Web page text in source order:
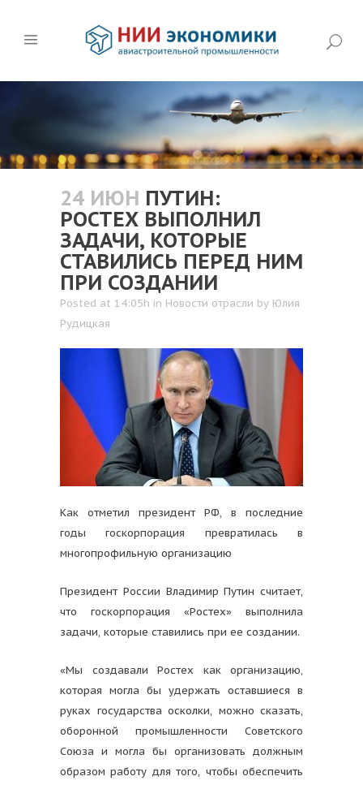
24 ИЮН ПУТИН:
РОСТЕХ ВЫПОЛНИЛ
ЗАДАЧИ, КОТОРЫЕ
СТАВИЛИСЬ ПЕРЕД НИМ
ПРИ СОЗДАНИИ
Posted at 14:05h in Новости отрасли by Юлия
Рудицкая
Как отметил президент РФ, в последние
годы госкорпорация превратилась в
многопрофильную организацию
Президент России Владимир Путин считает,
что госкорпорация «Ростех» выполнила
задачи, которые ставились при ее создании.
«Мы создавали Ростех как организацию,
которая могла бы удержать оставшиеся в
руках государства осколки, можно сказать,
оборонной промышленности Советского
Союза и могла бы организовать должным
образом работу для того, чтобы обеспечить